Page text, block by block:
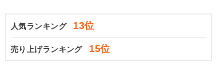
人気ランキング 13位
売り上げランキング 15位